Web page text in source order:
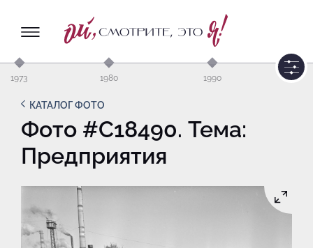
1973 1980 1990
КАТАЛОГ ФОТО
Фото #C18490. Тема:
Предприятия